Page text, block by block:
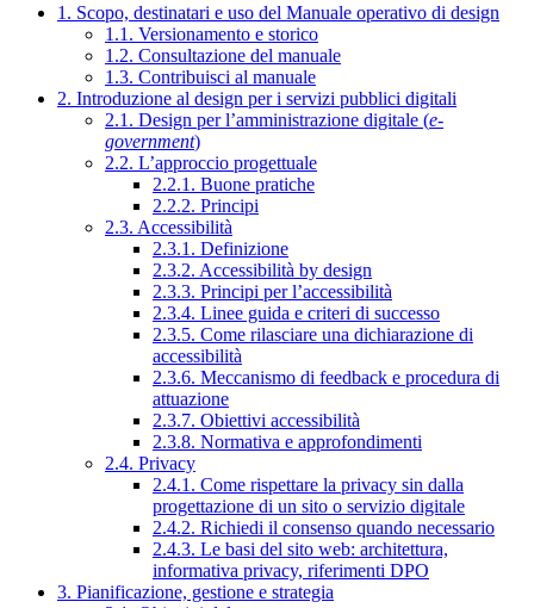
1. Scopo, destinatari e uso del Manuale operativo di design
1.1. Versionamento e storico
1.2. Consultazione del manuale
1.3. Contribuisci al manuale
2. Introduzione al design per i servizi pubblici digitali
2.1. Design per l’amministrazione digitale (e-
government)
2.2. L’approccio progettuale
2.2.1. Buone pratiche
2.2.2. Principi
2.3. Accessibilità
2.3.1. Definizione
2.3.2. Accessibilità by design
2.3.3. Principi per l’accessibilità
2.3.4. Linee guida e criteri di successo
2.3.5. Come rilasciare una dichiarazione di
accessibilità
2.3.6. Meccanismo di feedback e procedura di
attuazione
2.3.7. Obiettivi accessibilità
2.3.8. Normativa e approfondimenti
2.4. Privacy
2.4.1. Come rispettare la privacy sin dalla
progettazione di un sito o servizio digitale
2.4.2. Richiedi il consenso quando necessario
2.4.3. Le basi del sito web: architettura,
informativa privacy, riferimenti DPO
3. Pianificazione, gestione e strategia